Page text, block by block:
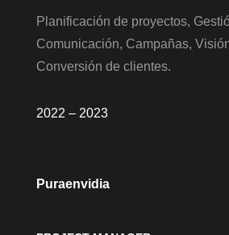
Planificación de proyectos,
Comunicación, Campañas,
Conversión de clientes.
2022 – 2023
Puraenvidia